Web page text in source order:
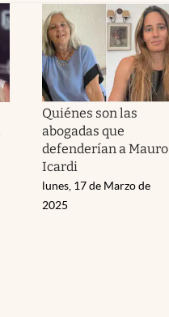
Quiénes son las
abogadas que
defenderían a Mauro
Icardi
lunes, 17 de Marzo de
2025